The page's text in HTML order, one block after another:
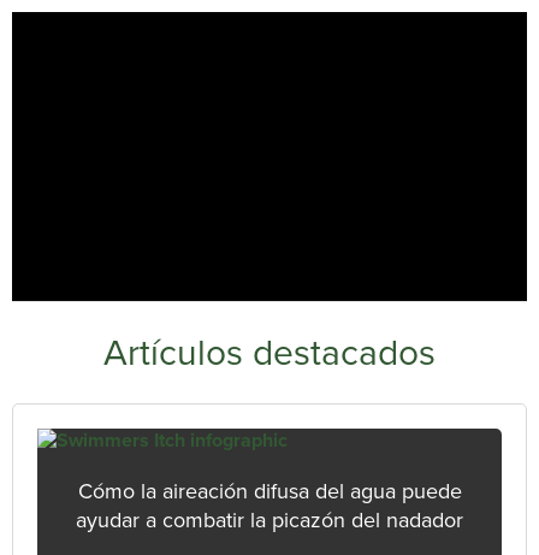
Artículos destacados
Cómo la aireación difusa del agua puede
ayudar a combatir la picazón del nadador